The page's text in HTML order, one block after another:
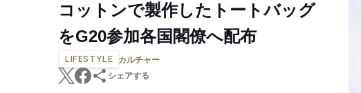
コットンで製作したトートバッグ
をG20参加各国閣僚へ配布
LIFESTYLE
カルチャー
シェアする